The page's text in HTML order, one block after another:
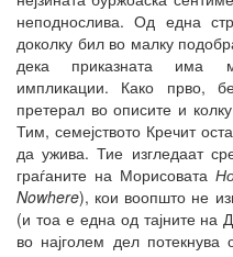
неподнослива. Од една
доколку бил во малку
дека приказната има
импликации. Како прво,
претерал во описите и
Тим, семејството Кречит
да ужива. Тие изгледаат
граѓаните на Морисовата
Nowhere), кои воопшто не
(и тоа е една од тајните на
во најголем дел